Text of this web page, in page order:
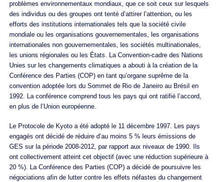
problèmes environnementaux mondiaux, que ce soit ceux sur lesquels
des individus ou des groupes ont tenté d’attirer l’attention, ou les
efforts des institutions internationales tels que la société civile
mondiale ou les organisations gouvernementales, les organisations
internationales non gouvernementales, les sociétés multinationales,
les unions régionales ou les États. La Convention-cadre des Nations
Unies sur les changements climatiques a abouti à la création de la
Conférence des Parties (COP) en tant qu’organe suprême de la
convention adoptée lors du Sommet de Rio de Janeiro au Brésil en
1992. La conférence comprend tous les pays qui ont ratifié l’accord,
en plus de l’Union européenne.
Le Protocole de Kyoto a été adopté le 11 décembre 1997. Les pays
engagés ont décidé de réduire d’au moins 5 % leurs émissions de
GES sur la période 2008-2012, par rapport aux niveaux de 1990. Ils
ont collectivement atteint cet objectif (avec une réduction supérieure à
20 %). La Conférence des Parties (COP) a décidé de poursuivre les
négociations afin de lutter contre les effets néfastes du changement